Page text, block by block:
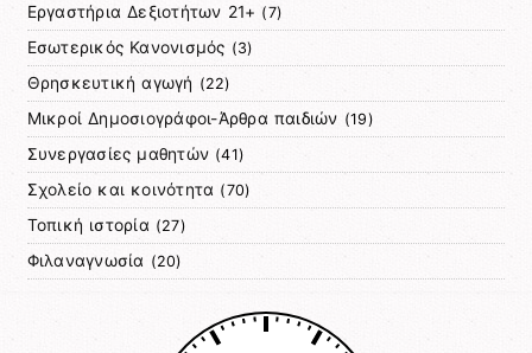
Εργαστήρια Δεξιοτήτων 21+ (7)
Εσωτερικός Κανονισμός (3)
Θρησκευτική αγωγή (22)
Μικροί Δημοσιογράφοι-Άρθρα παιδιών (19)
Συνεργασίες μαθητών (41)
Σχολείο και κοινότητα (70)
Τοπική ιστορία (27)
Φιλαναγνωσία (20)